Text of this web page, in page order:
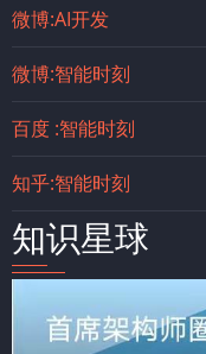
微博:AI开发
微博:智能时刻
百度 :智能时刻
知乎:智能时刻
知识星球